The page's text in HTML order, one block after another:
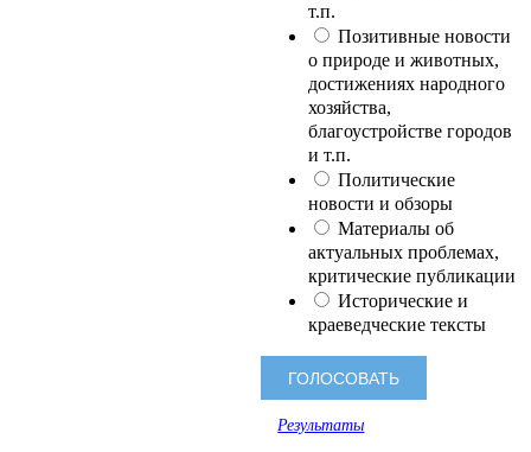
т.п.
Позитивные новости
о природе и животных,
достижениях народного
хозяйства,
благоустройстве городов
и т.п.
Политические
новости и обзоры
Материалы об
актуальных проблемах,
критические публикации
Исторические и
краеведческие тексты
Результаты